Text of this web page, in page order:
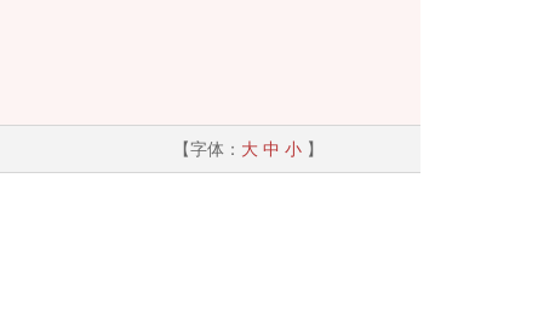
【字体： 大 中 小 】